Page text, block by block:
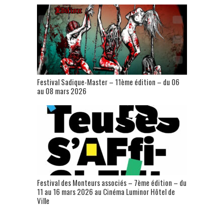
Festival Sadique-Master – 11ème édition – du 06
au 08 mars 2026
Festival des Monteurs associés – 7ème édition – du
11 au 16 mars 2026 au Cinéma Luminor Hôtel de
Ville